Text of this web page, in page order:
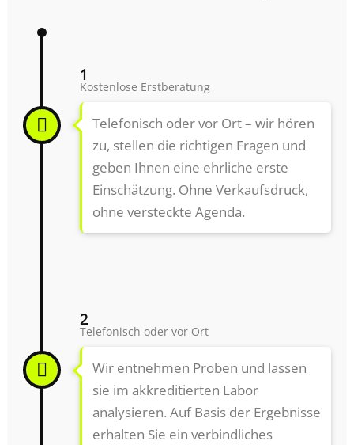
1
Kostenlose Erstberatung
Telefonisch oder vor Ort – wir hören
zu, stellen die richtigen Fragen und
geben Ihnen eine ehrliche erste
Einschätzung. Ohne Verkaufsdruck,
ohne versteckte Agenda.
2
Telefonisch oder vor Ort
Wir entnehmen Proben und lassen
sie im akkreditierten Labor
analysieren. Auf Basis der Ergebnisse
erhalten Sie ein verbindliches